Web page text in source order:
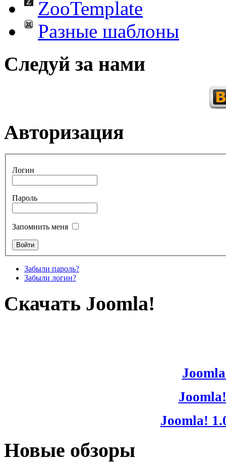
ZooTemplate
Разные шаблоны
Следуй за нами
Авторизация
Логин
Пароль
Запомнить меня
Забыли пароль?
Забыли логин?
Скачать Joomla!
Joomla!
Новые обзоры